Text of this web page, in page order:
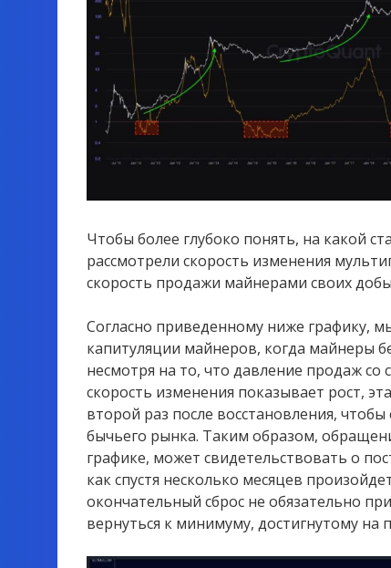
Чтобы более глубоко понять, на какой
рассмотрели скорость изменения
скорость продажи майнерами своих
Согласно приведенному ниже графику,
капитуляции майнеров, когда майнеры
несмотря на то, что давление продаж
скорость изменения показывает рост,
второй раз после восстановления,
бычьего рынка. Таким образом,
графике, может свидетельствовать о
как спустя несколько месяцев
окончательный сброс не обязательно
вернуться к минимуму, достигнутому на